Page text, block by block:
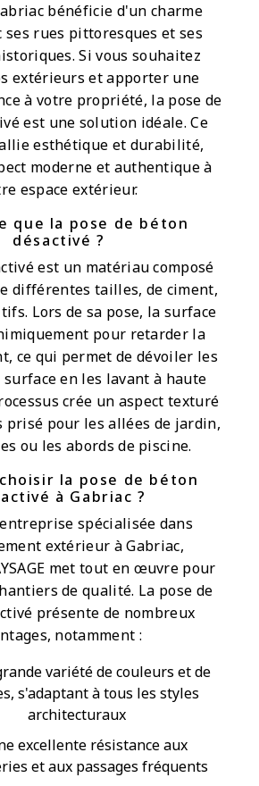
bénéficie d'un charme
ses rues pittoresques et ses
Si vous souhaitez
extérieurs et apporter une
à votre propriété, la pose de
est une solution idéale. Ce
esthétique et durabilité,
moderne et authentique à
espace extérieur.
que la pose de béton
désactivé ?
est un matériau composé
différentes tailles, de ciment,
Lors de sa pose, la surface
pour retarder la
ce qui permet de dévoiler les
en les lavant à haute
crée un aspect texturé
pour les allées de jardin,
ou les abords de piscine.
la pose de béton
à Gabriac ?
spécialisée dans
extérieur à Gabriac,
met tout en œuvre pour
de qualité. La pose de
présente de nombreux
notamment :
variété de couleurs et de
s'adaptant à tous les styles
architecturaux
excellente résistance aux
et aux passages fréquents